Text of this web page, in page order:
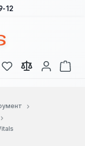
12
У вас есть товары
В